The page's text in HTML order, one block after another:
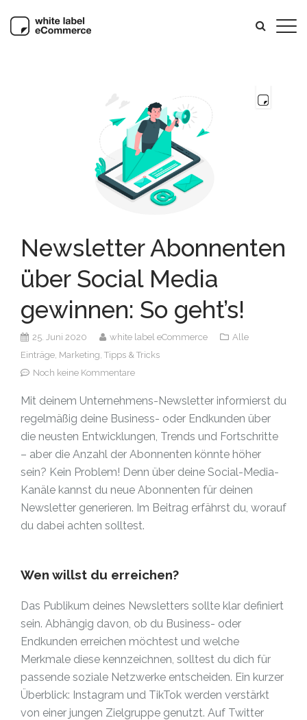
Newsletter Abonnenten
über Social Media
gewinnen: So geht’s!
25. Juni 2020 white label eCommerce
Alle
Einträge, Marketing, Tipps & Tricks
Noch keine Kommentare
Mit deinem Unternehmens-Newsletter informierst du
regelmäßig deine Business- oder Endkunden über
die neusten Entwicklungen, Trends und Fortschritte
– aber die Anzahl der Abonnenten könnte höher
sein? Kein Problem! Denn über deine Social-Media-
Kanäle kannst du neue Abonnenten für deinen
Newsletter generieren. Im Beitrag erfährst du, worauf
du dabei achten solltest.
Wen willst du erreichen?
Das Publikum deines Newsletters sollte klar definiert
sein. Abhängig davon, ob du Business- oder
Endkunden erreichen möchtest und welche
Merkmale diese kennzeichnen, solltest du dich für
passende soziale Netzwerke entscheiden. Ein kurzer
Überblick: Instagram und TikTok werden verstärkt
von einer jungen Zielgruppe genutzt. Auf Twitter